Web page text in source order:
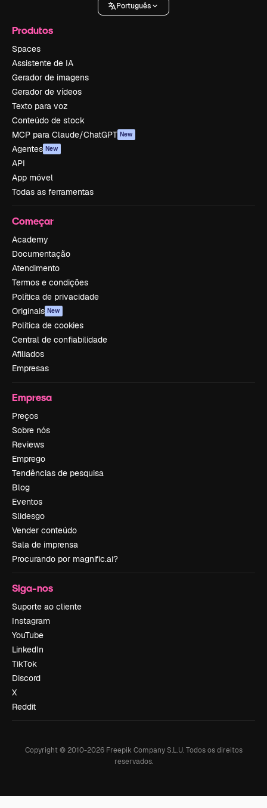
Português
Produtos
Spaces
Assistente de IA
Gerador de imagens
Gerador de vídeos
Texto para voz
Conteúdo de stock
MCP para Claude/ChatGPT New
Agentes New
API
App móvel
Todas as ferramentas
Começar
Academy
Documentação
Atendimento
Termos e condições
Política de privacidade
Originais New
Política de cookies
Central de confiabilidade
Afiliados
Empresas
Empresa
Preços
Sobre nós
Reviews
Emprego
Tendências de pesquisa
Blog
Eventos
Slidesgo
Vender conteúdo
Sala de imprensa
Procurando por magnific.ai?
Siga-nos
Suporte ao cliente
Instagram
YouTube
LinkedIn
TikTok
Discord
X
Reddit
Copyright © 2010-2026Freepik Company S.L.U. Todos os direitos
reservados.